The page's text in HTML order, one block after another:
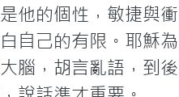
他的個性，敏捷與
自己的有限。耶穌
腦，胡言亂語，到